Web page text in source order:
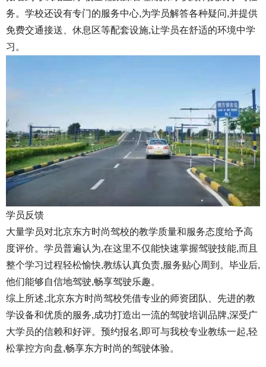
务。学校还设有专门的服务中心,为学员解答各种疑问,并提供
免费交通接送、休息区等配套设施,让学员在舒适的环境中学
习。
学员反馈
大量学员对北京东方时尚驾校的教学质量和服务态度给予高
度评价。学员普遍认为,在这里不仅能快速掌握驾驶技能,而且
整个学习过程轻松愉快,教练认真负责,服务贴心周到。毕业后,
他们能够自信地驾驶,畅享驾驶乐趣。
综上所述,北京东方时尚驾校凭借专业的师资团队、先进的教
学设备和优质的服务,成功打造出一流的驾驶培训品牌,深受广
大学员的信赖和好评。预约报名,即可与我校专业教练一起,轻
松掌控方向盘,畅享东方时尚的驾驶体验。